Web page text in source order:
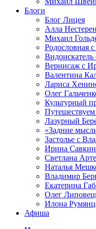
Блоги
Блог Лицея
Алла
Михаил
Родословная
Вернисаж с
Валентина
Лариса
Олег
Культурный
Лазурный
«Задние
Застолье с
Ирина
Светлана
Наталья
Владимир
Екатерина
Олег
Илона
Афиша